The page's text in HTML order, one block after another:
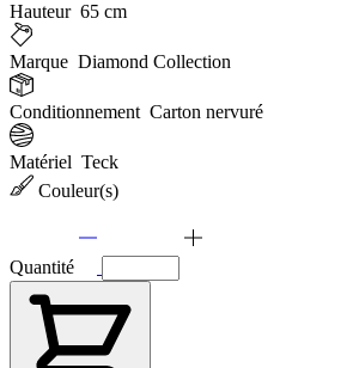
Hauteur 65 cm
Marque Diamond Collection
Conditionnement Carton nervuré
Matériel Teck
Couleur(s)
Quantité